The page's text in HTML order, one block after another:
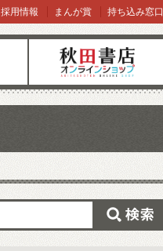
オンラインショップ
採用情報 まんが賞 持ち込み窓口